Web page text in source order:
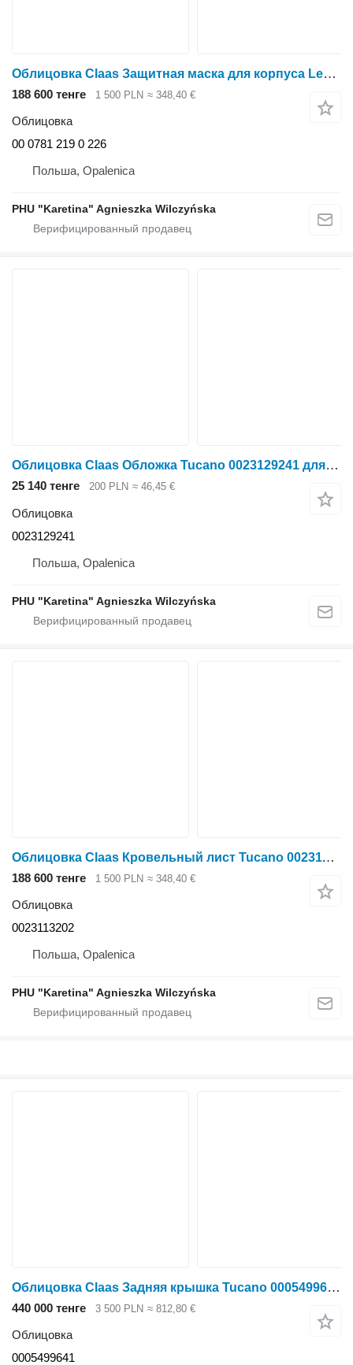
Облицовка Claas Защитная маска для корпуса Lexion 780 00 0781 219 0 00 0781 226 0 0 для зерноуборочного комбайна Claas Lexion 780
188 600 тенге 1 500 PLN ≈ 348,40 €
Облицовка
00 0781 219 0 226
Польша, Opalenica
PHU "Karetina" Agnieszka Wilczyńska
Облицовка Claas Обложка Tucano 0023129241 для зерноуборочного комбайна Claas Tucano
25 140 тенге 200 PLN ≈ 46,45 €
Облицовка
0023129241
Польша, Opalenica
PHU "Karetina" Agnieszka Wilczyńska
Облицовка Claas Кровельный лист Tucano 0023113202 для зерноуборочного комбайна Claas Tucano
188 600 тенге 1 500 PLN ≈ 348,40 €
Облицовка
0023113202
Польша, Opalenica
PHU "Karetina" Agnieszka Wilczyńska
Облицовка Claas Задняя крышка Tucano 0005499641 для зерноуборочного комбайна Claas Tucano
440 000 тенге 3 500 PLN ≈ 812,80 €
Облицовка
0005499641